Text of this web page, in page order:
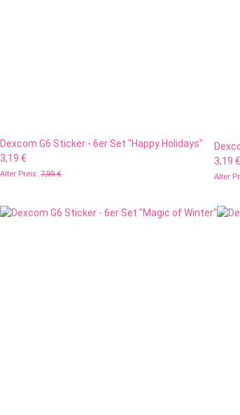
Dexcom G6 Sticker - 6er Set "Happy Holidays"
3,19 €
Alter Preis: 7,99 €
3,19 €
Alter